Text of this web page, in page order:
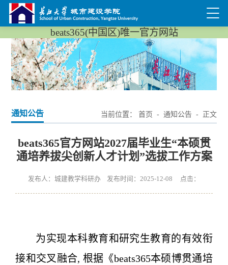
beats365(中国区)唯一官方网站
通知公告 当前位置： 首页 - 通知公告- 正文
beats365官方网站2027届毕业生“本硕贯
通培养拔尖创新人才计划”选拔工作方案
发布人：城建教学科研办 发布时间：2025-12-08 点击：
为实现本科教育和研究生教育的有效衔
接和交叉融合, 根据《beats365本硕博贯通培